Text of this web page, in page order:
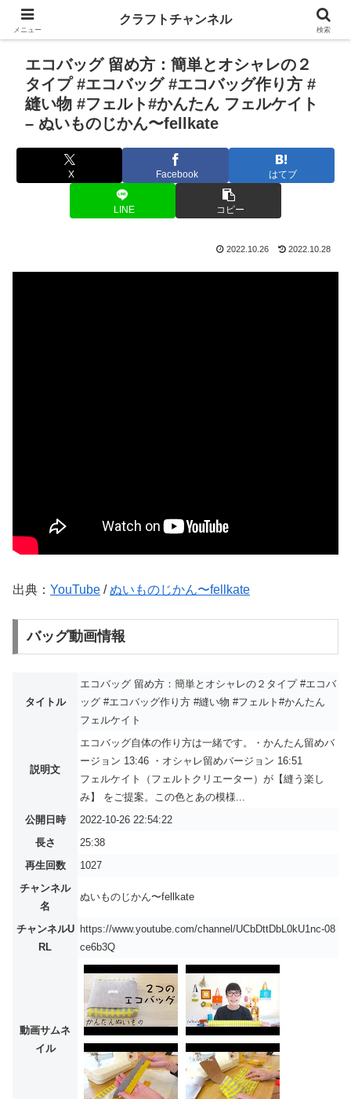
エコバッグ 留め方：簡単とオシャレの２
タイプ #エコバッグ #エコバッグ作り方 #
縫い物 #フェルト#かんたん フェルケイト
– ぬいものじかん〜fellkate
X Facebook はてブ
LINE コピー
2022.10.26 2022.10.28
出典： YouTube /ぬいものじかん〜fellkate
バッグ動画情報
タイトル
エコバッグ 留め方：簡単とオシャレの２タイプ #エコバ
ッグ #エコバッグ作り方 #縫い物 #フェルト#かんたん
フェルケイト
説明文
エコバッグ自体の作り方は一緒です。・かんたん留めバ
ージョン 13:46 ・オシャレ留めバージョン 16:51
フェルケイト（フェルトクリエーター）が【縫う楽し
み】 をご提案。この色とあの模様...
公開日時
2022-10-26 22:54:22
長さ
25:38
再生回数
1027
チャンネル
名
ぬいものじかん〜fellkate
チャンネルU
RL
https://www.youtube.com/channel/UCbDttDbL0kU1nc-08
ce6b3Q
動画サムネ
イル
メニュー
クラフトチャンネル
検索